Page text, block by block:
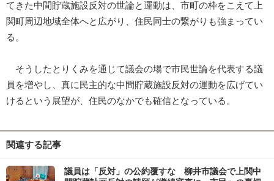
てきた中間貯蔵施設反対の世論と運動は、市町の枠をこえて上
関町周辺地域全体へと広がり、住民同士の繋がりも強まってい
る。
そうしたとりくみを通じて議会の場で市民世論を代表する議
員を増やし、真に民主的な中間貯蔵施設反対の運動を広げてい
けるという展望が、住民のなかでも確信となっている。
関連する記事
議員は「反対」の公約覆すな 柳井市議会で上関中